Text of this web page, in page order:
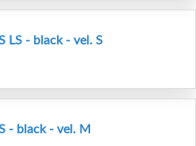
LS - black - vel. S
- black - vel. M